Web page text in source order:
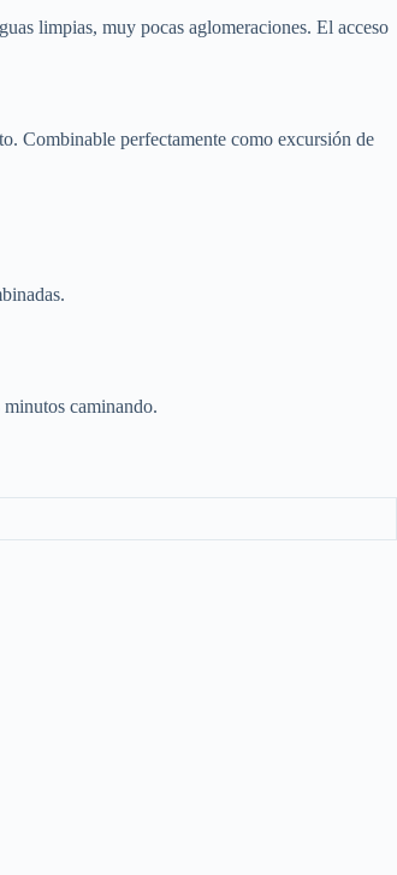
limpias, muy pocas aglomeraciones. El acceso
Combinable perfectamente como excursión de
caminando.